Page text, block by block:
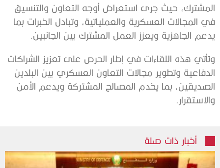
المشترك، حيث جرى استعراض أوجه التعاون والتنسيق
في المجالات العسكرية والعملياتية، وتبادل الخبرات بما
يدعم الجاهزية ويعزز العمل المشترك بين الجانبين.
وتأتي هذه اللقاءات في إطار الحرص على تعزيز الشراكات
الدفاعية وتطوير مجالات التعاون العسكري بين البلدين
الصديقين، بما يخدم المصالح المشتركة ويدعم الأمن
والاستقرار.
أخبار ذات صلة